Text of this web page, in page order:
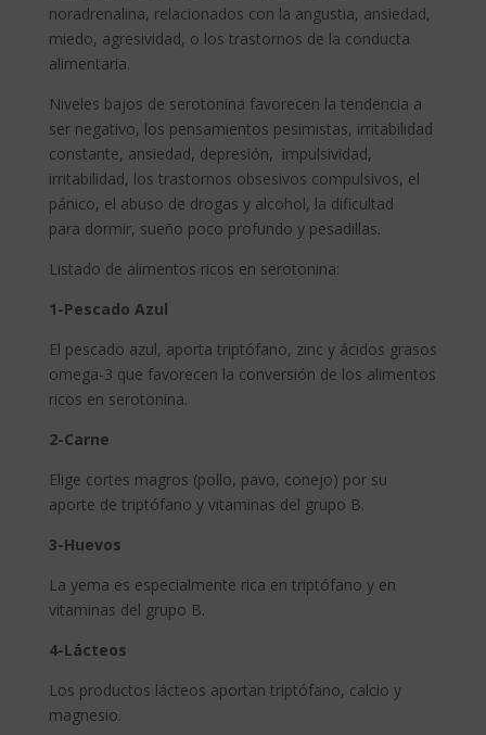
noradrenalina, relacionados con la angustia, ansiedad,
miedo, agresividad, o los trastornos de la conducta
alimentaria.
Niveles bajos de serotonina favorecen la tendencia a
ser negativo, los pensamientos pesimistas, irritabilidad
constante, ansiedad, depresión, impulsividad,
irritabilidad, los trastornos obsesivos compulsivos, el
pánico, el abuso de drogas y alcohol, la dificultad
para dormir, sueño poco profundo y pesadillas.
Listado de alimentos ricos en serotonina:
1-Pescado Azul
El pescado azul, aporta triptófano, zinc y ácidos grasos
omega-3 que favorecen la conversión de los alimentos
ricos en serotonina.
2-Carne
Elige cortes magros (pollo, pavo, conejo) por su
aporte de triptófano y vitaminas del grupo B.
3-Huevos
La yema es especialmente rica en triptófano y en
vitaminas del grupo B.
4-Lácteos
Los productos lácteos aportan triptófano, calcio y
magnesio.